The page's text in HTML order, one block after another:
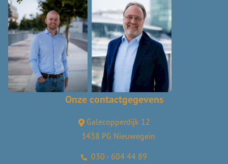
Onze contactgegevens
Galecopperdijk 12
3438 PG Nieuwegein
030 - 604 44 89